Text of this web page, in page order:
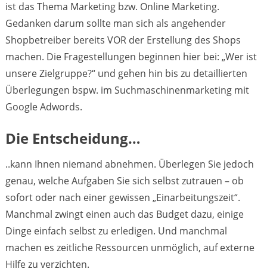
ist das Thema Marketing bzw. Online Marketing.
Gedanken darum sollte man sich als angehender
Shopbetreiber bereits VOR der Erstellung des Shops
machen. Die Fragestellungen beginnen hier bei: „Wer ist
unsere Zielgruppe?“ und gehen hin bis zu detaillierten
Überlegungen bspw. im Suchmaschinenmarketing mit
Google Adwords.
Die Entscheidung…
..kann Ihnen niemand abnehmen. Überlegen Sie jedoch
genau, welche Aufgaben Sie sich selbst zutrauen – ob
sofort oder nach einer gewissen „Einarbeitungszeit“.
Manchmal zwingt einen auch das Budget dazu, einige
Dinge einfach selbst zu erledigen. Und manchmal
machen es zeitliche Ressourcen unmöglich, auf externe
Hilfe zu verzichten.